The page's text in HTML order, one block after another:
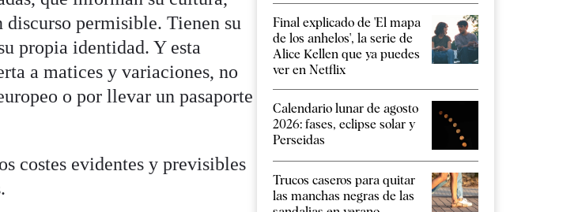
discurso permisible. Tienen su
propia identidad. Y esta
a matices y variaciones, no
o por llevar un pasaporte
costes evidentes y previsibles
Final explicado de 'El mapa
de los anhelos', la serie de
Alice Kellen que ya puedes
ver en Netflix
Calendario lunar de agosto
2026: fases, eclipse solar y
Perseidas
Trucos caseros para quitar
las manchas negras de las